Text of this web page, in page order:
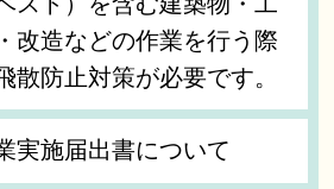
改造などの作業を行う際
散防止対策が必要です。
実施届出書について